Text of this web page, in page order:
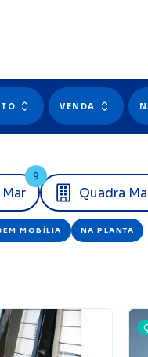
VENDA
Mar
9
Quadra
MOBÍLIA NA PLANTA